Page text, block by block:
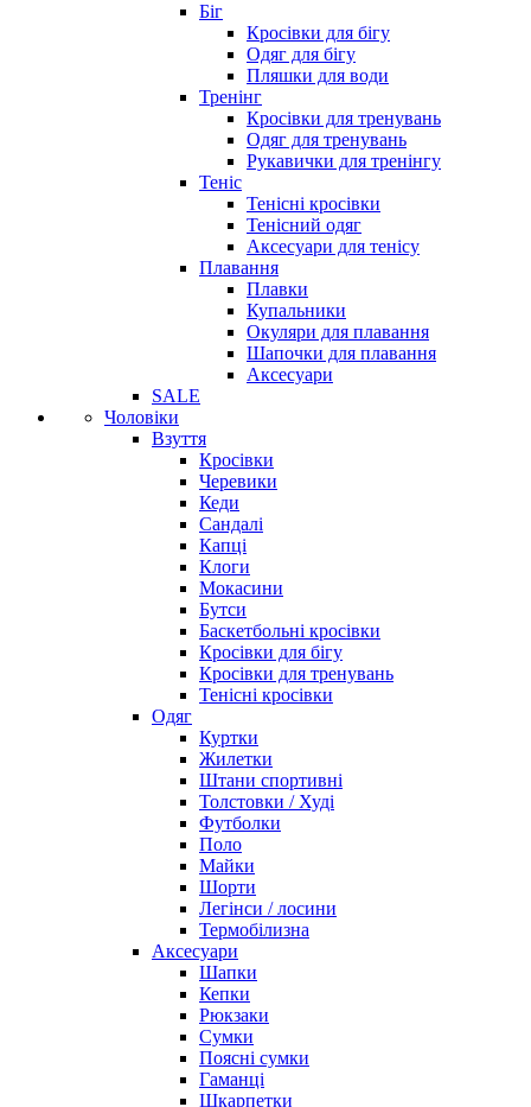
Біг
Кросівки для бігу
Одяг для бігу
Пляшки для води
Тренінг
Кросівки для тренувань
Одяг для тренувань
Рукавички для тренінгу
Теніс
Тенісні кросівки
Тенісний одяг
Аксесуари для тенісу
Плавання
Плавки
Купальники
Окуляри для плавання
Шапочки для плавання
Аксесуари
SALE
Чоловіки
Взуття
Кросівки
Черевики
Кеди
Сандалі
Капці
Клоги
Мокасини
Бутси
Баскетбольні кросівки
Кросівки для бігу
Кросівки для тренувань
Тенісні кросівки
Одяг
Куртки
Жилетки
Штани спортивні
Толстовки / Худі
Футболки
Поло
Майки
Шорти
Легінси / лосини
Термобілизна
Аксесуари
Шапки
Кепки
Рюкзаки
Сумки
Поясні сумки
Гаманці
Шкарпетки